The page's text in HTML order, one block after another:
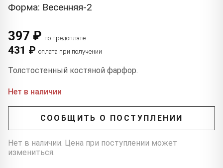
Форма: Весенняя-2
397 ₽ по предоплате
431 ₽ оплата при получении
Толстостенный костяной фарфор.
Нет в наличии
СООБЩИТЬ О ПОСТУПЛЕНИИ
Нет в наличии. Цена при поступлении может
измениться.